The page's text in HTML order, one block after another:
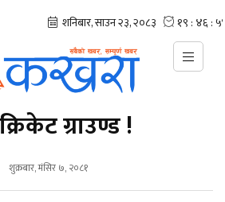
ग्राउण्ड !
शुक्रबार, मंसिर ७, २०८१